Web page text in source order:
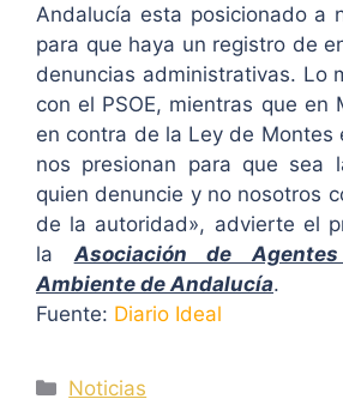
Andalucía esta posicionado a
para que haya un registro de
denuncias administrativas. Lo
con el PSOE, mientras que en
en contra de la Ley de Montes
nos presionan para que sea
quien denuncie y no nosotros
de la autoridad», advierte el
la Asociación de
Ambiente de Andalucía.
Fuente: Diario Ideal
Categorías
Noticias